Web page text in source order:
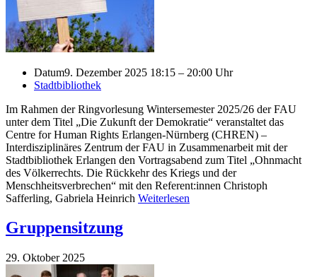
Datum9. Dezember 2025 18:15 – 20:00 Uhr
Stadtbibliothek
Im Rahmen der Ringvorlesung Wintersemester 2025/26 der FAU
unter dem Titel „Die Zukunft der Demokratie“ veranstaltet das
Centre for Human Rights Erlangen-Nürnberg (CHREN) –
Interdisziplinäres Zentrum der FAU in Zusammenarbeit mit der
Stadtbibliothek Erlangen den Vortragsabend zum Titel „Ohnmacht
des Völkerrechts. Die Rückkehr des Kriegs und der
Menschheitsverbrechen“ mit den Referent:innen Christoph
Safferling, Gabriela Heinrich Weiterlesen
Gruppensitzung
29. Oktober 2025